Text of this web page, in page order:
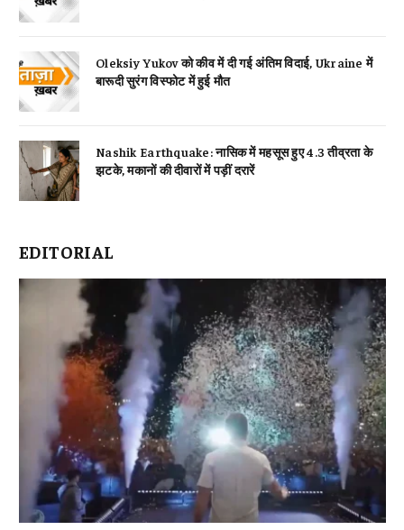
Oleksiy Yukov को कीव में दी गई अंतिम विदाई, Ukraine में
बारूदी सुरंग विस्फोट में हुई मौत
Nashik Earthquake: नासिक में महसूस हुए 4.3 तीव्रता के
झटके, मकानों की दीवारों में पड़ीं दरारें
EDITORIAL